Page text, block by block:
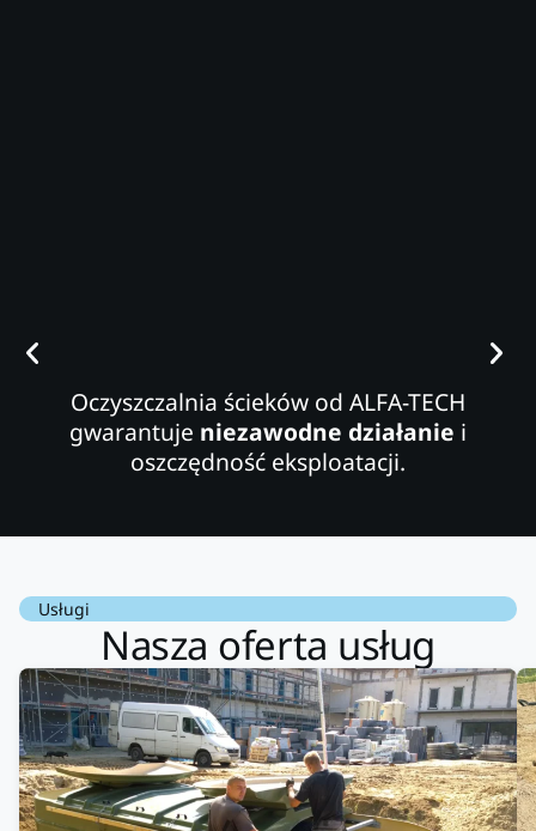
Oczyszczalnia ścieków od ALFA-TECH
gwarantuje niezawodne działanie i
oszczędność eksploatacji.
Usługi
Nasza oferta usług